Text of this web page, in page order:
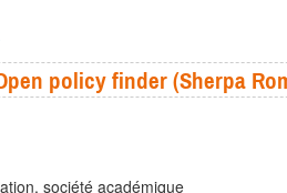
policy finder (Sherpa
société académique